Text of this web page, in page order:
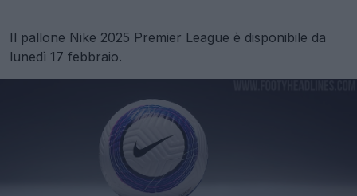
Il pallone Nike 2025 Premier League è disponibile da
lunedì 17 febbraio.